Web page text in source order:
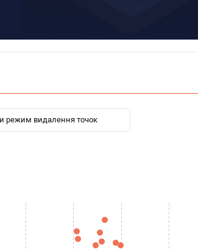
режим видалення точок